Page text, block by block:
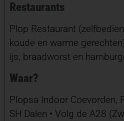
Restaurants
Plop Restaurant
koude en warme
ijs, braadworst en
Waar?
Plopsa Indoor Coevorden,
SH Dalen • Volg de A28